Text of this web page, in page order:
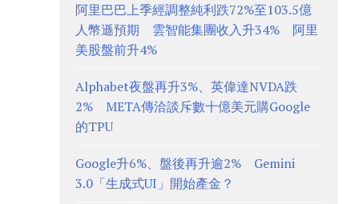
阿里巴巴上季經調整純利跌72%至103.5億
人幣遜預期 雲智能集團收入升34% 阿里
美股盤前升4%
Alphabet夜盤再升3%、英偉達NVDA跌
2% META傳洽談斥數十億美元購Google
的TPU
Google升6%、盤後再升逾2% Gemini
3.0「生成式UI」開始產金？